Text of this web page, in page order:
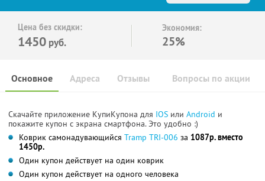
Цена без скидки:
1450 руб.
Экономия:
25%
Основное Отзывы Вопросы по акции
Адреса
Скачайте приложение КупиКупона для IOS или Android и
покажите купон с экрана смартфона. Это удобно :)
Коврик самонадувающийся Tramp TRI-006 за 1087р. вместо
1450р.
Один купон действует на один коврик
Один купон действует на одного человека